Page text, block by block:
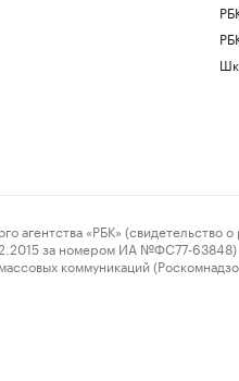
«РБК» (свидетельство о
за номером ИА №ФС77-63848)
коммуникаций